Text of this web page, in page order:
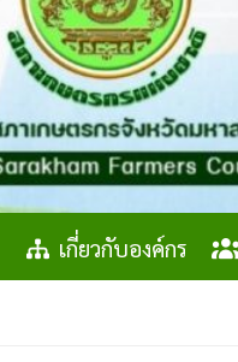
เกี่ยวกับองค์กร